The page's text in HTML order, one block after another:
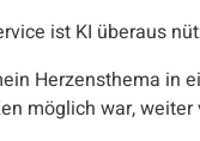
ist KI überaus
Herzensthema in
möglich war, weiter